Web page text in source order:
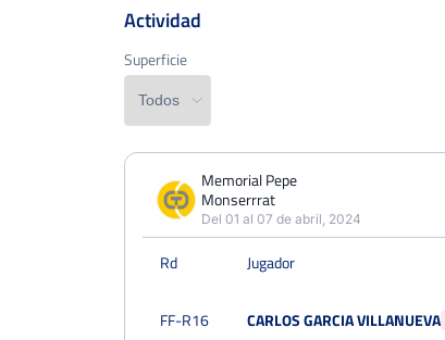
Superficie
PERDIDOSPARTIDOS
2
PERDIDOS JUEGOS GANADOS
Actividad
Superficie
Memorial Pepe
Monserrrat
Del 01 al 07 de abril, 2024
Rd Jugador
FF-R16 CARLOS GARCIA VILLANUEVA